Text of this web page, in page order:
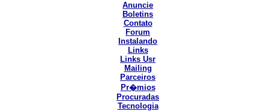
Anuncie
Boletins
Contato
Forum
Instalando
Links
Links Usr
Mailing
Parceiros
Pr�mios
Procuradas
Tecnologia